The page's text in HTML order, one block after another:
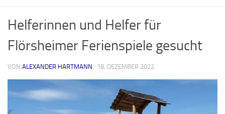
Helferinnen und Helfer für
Flörsheimer Ferienspiele gesucht
VON ALEXANDER HARTMANN · 18. DEZEMBER 2022